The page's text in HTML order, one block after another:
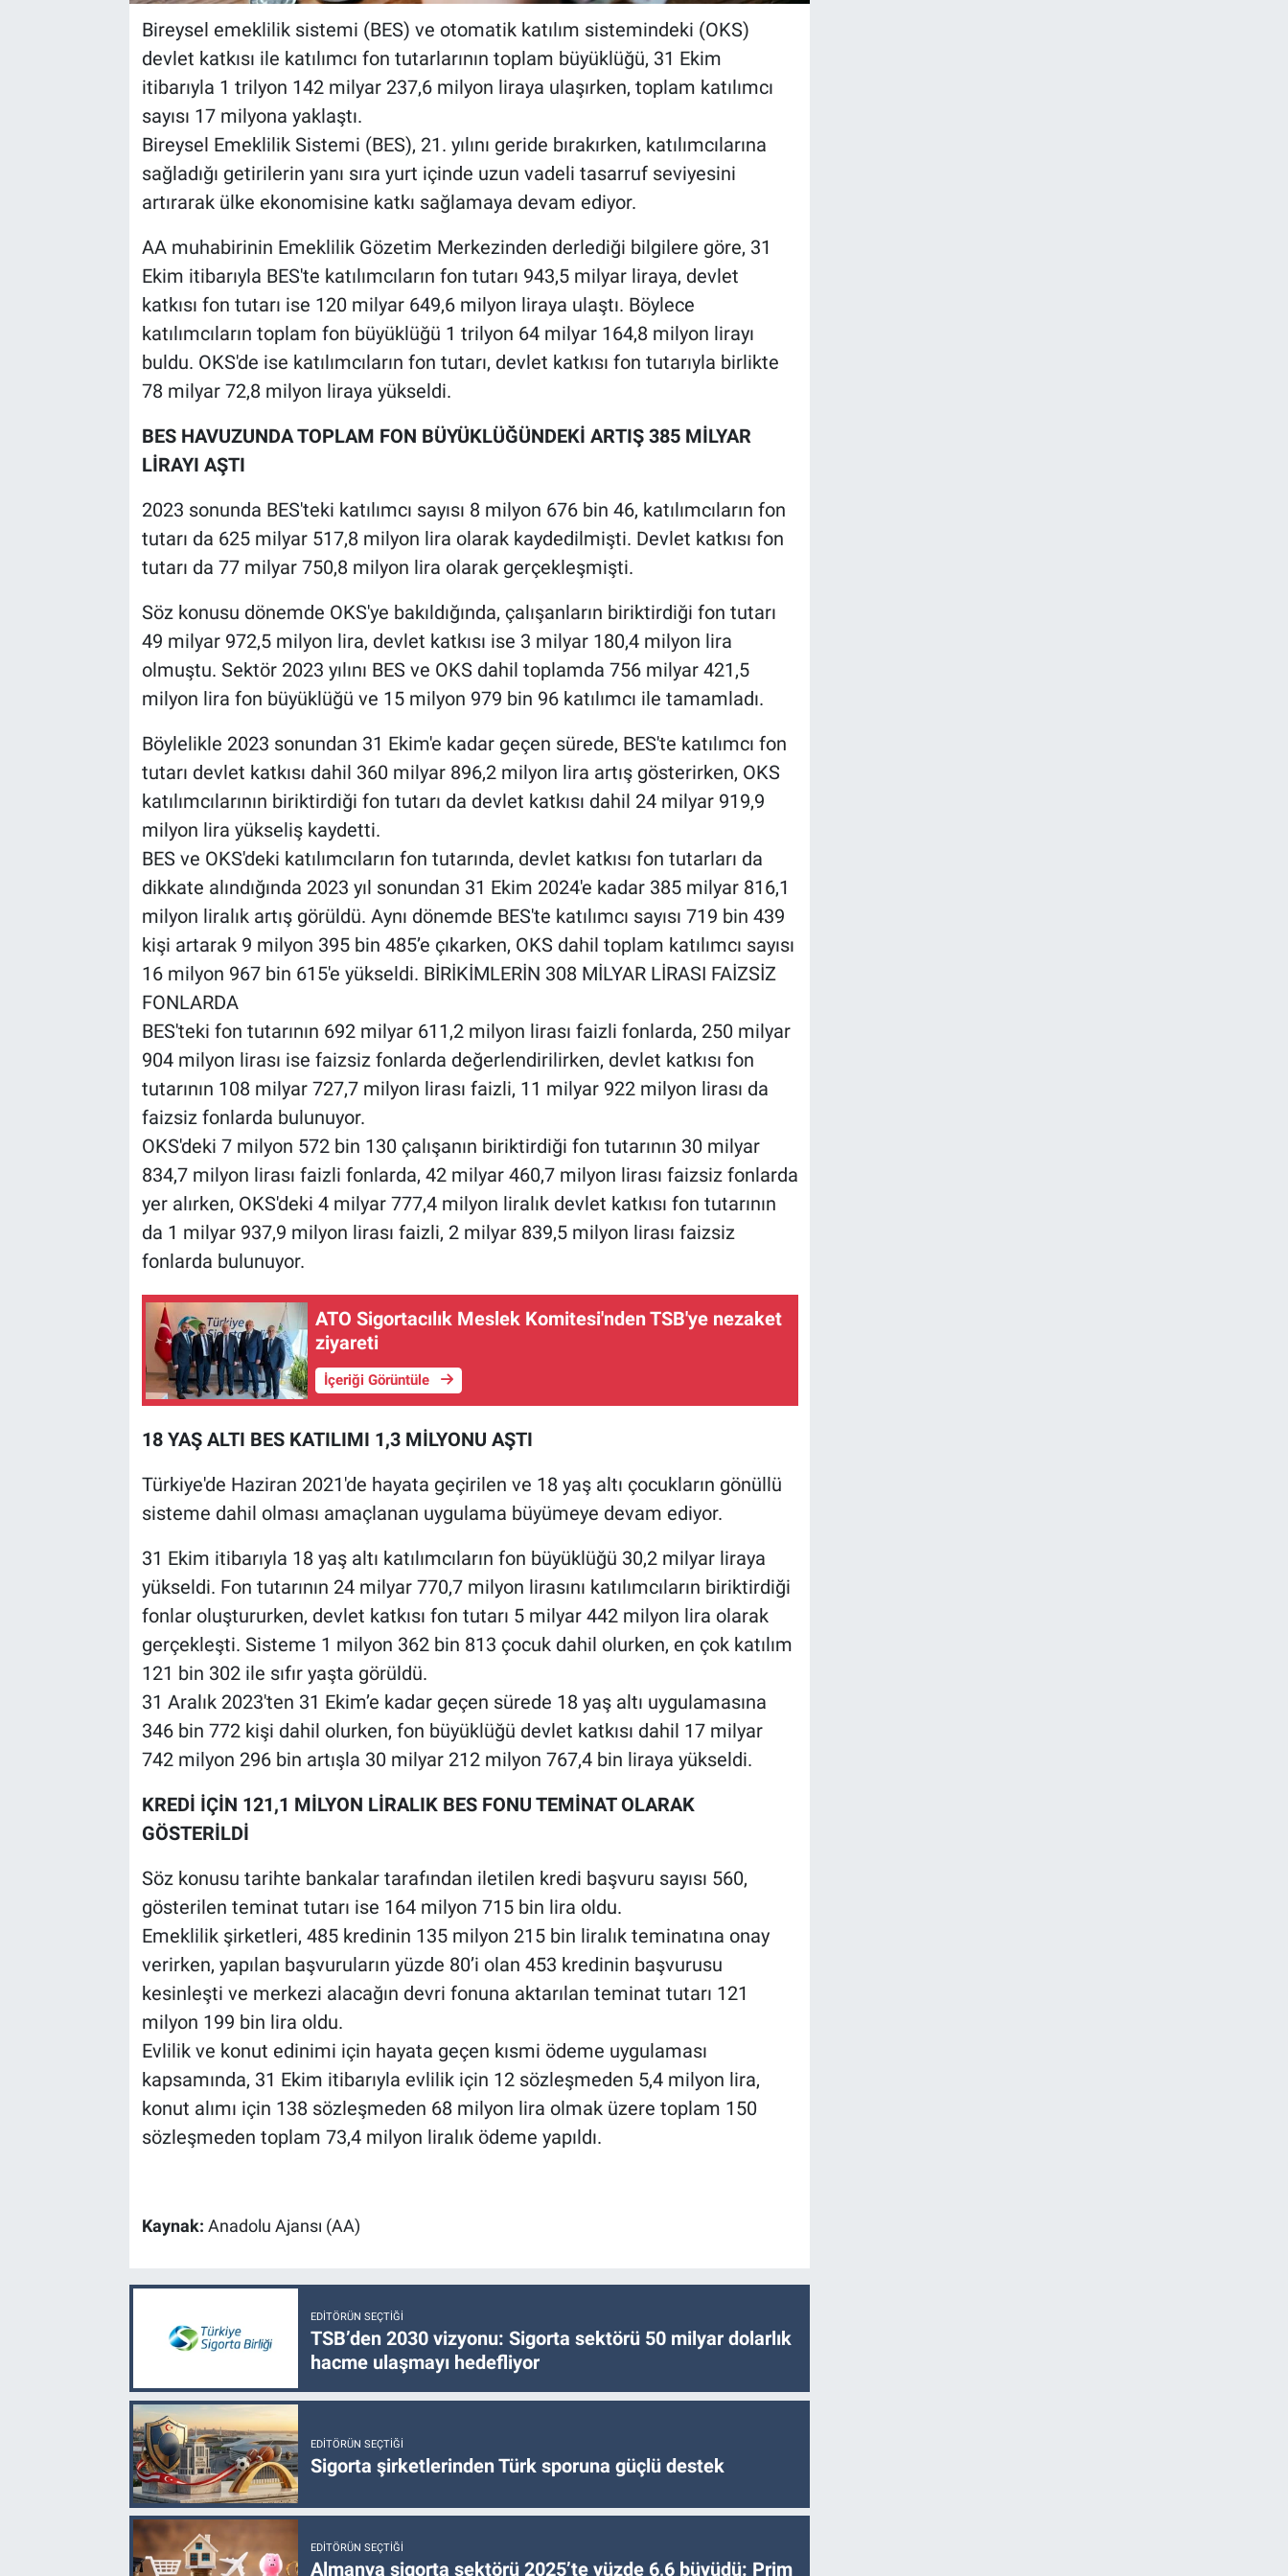
Bireysel emeklilik sistemi (BES) ve otomatik katılım sistemindeki (OKS)
devlet katkısı ile katılımcı fon tutarlarının toplam büyüklüğü, 31 Ekim
itibarıyla 1 trilyon 142 milyar 237,6 milyon liraya ulaşırken, toplam katılımcı
sayısı 17 milyona yaklaştı.
Bireysel Emeklilik Sistemi (BES), 21. yılını geride bırakırken, katılımcılarına
sağladığı getirilerin yanı sıra yurt içinde uzun vadeli tasarruf seviyesini
artırarak ülke ekonomisine katkı sağlamaya devam ediyor.
AA muhabirinin Emeklilik Gözetim Merkezinden derlediği bilgilere göre, 31
Ekim itibarıyla BES'te katılımcıların fon tutarı 943,5 milyar liraya, devlet
katkısı fon tutarı ise 120 milyar 649,6 milyon liraya ulaştı. Böylece
katılımcıların toplam fon büyüklüğü 1 trilyon 64 milyar 164,8 milyon lirayı
buldu. OKS'de ise katılımcıların fon tutarı, devlet katkısı fon tutarıyla birlikte
78 milyar 72,8 milyon liraya yükseldi.
BES HAVUZUNDA TOPLAM FON BÜYÜKLÜĞÜNDEKİ ARTIŞ 385 MİLYAR
LİRAYI AŞTI
2023 sonunda BES'teki katılımcı sayısı 8 milyon 676 bin 46, katılımcıların fon
tutarı da 625 milyar 517,8 milyon lira olarak kaydedilmişti. Devlet katkısı fon
tutarı da 77 milyar 750,8 milyon lira olarak gerçekleşmişti.
Söz konusu dönemde OKS'ye bakıldığında, çalışanların biriktirdiği fon tutarı
49 milyar 972,5 milyon lira, devlet katkısı ise 3 milyar 180,4 milyon lira
olmuştu. Sektör 2023 yılını BES ve OKS dahil toplamda 756 milyar 421,5
milyon lira fon büyüklüğü ve 15 milyon 979 bin 96 katılımcı ile tamamladı.
Böylelikle 2023 sonundan 31 Ekim'e kadar geçen sürede, BES'te katılımcı fon
tutarı devlet katkısı dahil 360 milyar 896,2 milyon lira artış gösterirken, OKS
katılımcılarının biriktirdiği fon tutarı da devlet katkısı dahil 24 milyar 919,9
milyon lira yükseliş kaydetti.
BES ve OKS'deki katılımcıların fon tutarında, devlet katkısı fon tutarları da
dikkate alındığında 2023 yıl sonundan 31 Ekim 2024'e kadar 385 milyar 816,1
milyon liralık artış görüldü. Aynı dönemde BES'te katılımcı sayısı 719 bin 439
kişi artarak 9 milyon 395 bin 485’e çıkarken, OKS dahil toplam katılımcı sayısı
16 milyon 967 bin 615'e yükseldi. BİRİKİMLERİN 308 MİLYAR LİRASI FAİZSİZ
FONLARDA
BES'teki fon tutarının 692 milyar 611,2 milyon lirası faizli fonlarda, 250 milyar
904 milyon lirası ise faizsiz fonlarda değerlendirilirken, devlet katkısı fon
tutarının 108 milyar 727,7 milyon lirası faizli, 11 milyar 922 milyon lirası da
faizsiz fonlarda bulunuyor.
OKS'deki 7 milyon 572 bin 130 çalışanın biriktirdiği fon tutarının 30 milyar
834,7 milyon lirası faizli fonlarda, 42 milyar 460,7 milyon lirası faizsiz fonlarda
yer alırken, OKS'deki 4 milyar 777,4 milyon liralık devlet katkısı fon tutarının
da 1 milyar 937,9 milyon lirası faizli, 2 milyar 839,5 milyon lirası faizsiz
fonlarda bulunuyor.
ATO Sigortacılık Meslek Komitesi'nden TSB'ye nezaket
ziyareti
İçeriği Görüntüle
18 YAŞ ALTI BES KATILIMI 1,3 MİLYONU AŞTI
Türkiye'de Haziran 2021'de hayata geçirilen ve 18 yaş altı çocukların gönüllü
sisteme dahil olması amaçlanan uygulama büyümeye devam ediyor.
31 Ekim itibarıyla 18 yaş altı katılımcıların fon büyüklüğü 30,2 milyar liraya
yükseldi. Fon tutarının 24 milyar 770,7 milyon lirasını katılımcıların biriktirdiği
fonlar oluştururken, devlet katkısı fon tutarı 5 milyar 442 milyon lira olarak
gerçekleşti. Sisteme 1 milyon 362 bin 813 çocuk dahil olurken, en çok katılım
121 bin 302 ile sıfır yaşta görüldü.
31 Aralık 2023'ten 31 Ekim’e kadar geçen sürede 18 yaş altı uygulamasına
346 bin 772 kişi dahil olurken, fon büyüklüğü devlet katkısı dahil 17 milyar
742 milyon 296 bin artışla 30 milyar 212 milyon 767,4 bin liraya yükseldi.
KREDİ İÇİN 121,1 MİLYON LİRALIK BES FONU TEMİNAT OLARAK
GÖSTERİLDİ
Söz konusu tarihte bankalar tarafından iletilen kredi başvuru sayısı 560,
gösterilen teminat tutarı ise 164 milyon 715 bin lira oldu.
Emeklilik şirketleri, 485 kredinin 135 milyon 215 bin liralık teminatına onay
verirken, yapılan başvuruların yüzde 80’i olan 453 kredinin başvurusu
kesinleşti ve merkezi alacağın devri fonuna aktarılan teminat tutarı 121
milyon 199 bin lira oldu.
Evlilik ve konut edinimi için hayata geçen kısmi ödeme uygulaması
kapsamında, 31 Ekim itibarıyla evlilik için 12 sözleşmeden 5,4 milyon lira,
konut alımı için 138 sözleşmeden 68 milyon lira olmak üzere toplam 150
sözleşmeden toplam 73,4 milyon liralık ödeme yapıldı.
Kaynak: Anadolu Ajansı (AA)
EDITÖRÜN SEÇTIĞI
TSB’den 2030 vizyonu: Sigorta sektörü 50 milyar dolarlık
hacme ulaşmayı hedefliyor
EDITÖRÜN SEÇTIĞI
Sigorta şirketlerinden Türk sporuna güçlü destek
EDITÖRÜN SEÇTIĞI
Almanya sigorta sektörü 2025’te yüzde 6,6 büyüdü: Prim